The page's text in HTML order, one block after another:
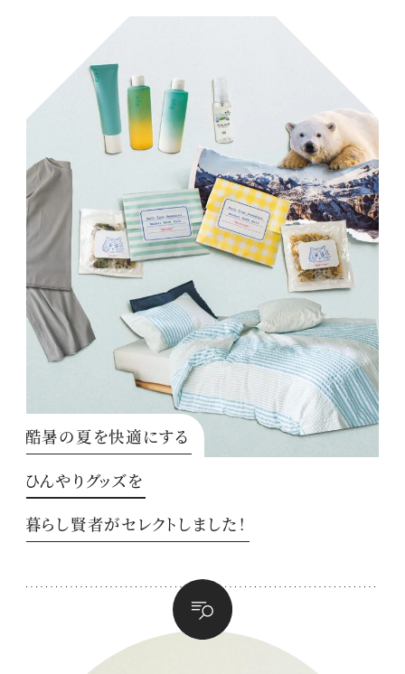
酷暑の夏を快適にする
ひんやりグッズを
暮らし賢者がセレクトしました！